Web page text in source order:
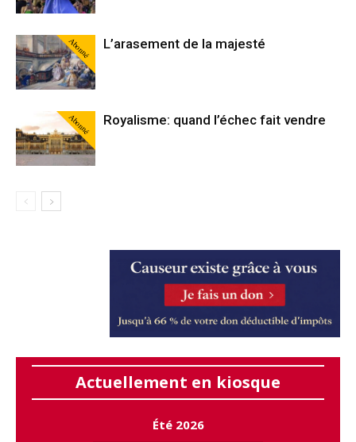
Abonné L’arasement de la majesté
Abonné Royalisme: quand l’échec fait vendre
Actuellement en kiosque
Été 2026